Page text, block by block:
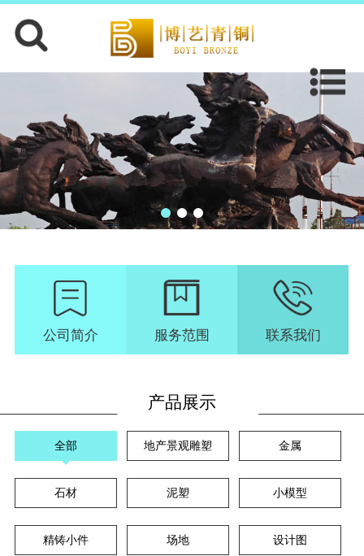
公司简介 服务范围 联系我们
产品展示
全部 地产景观雕塑 金属
石材 泥塑 小模型
精铸小件 场地 设计图